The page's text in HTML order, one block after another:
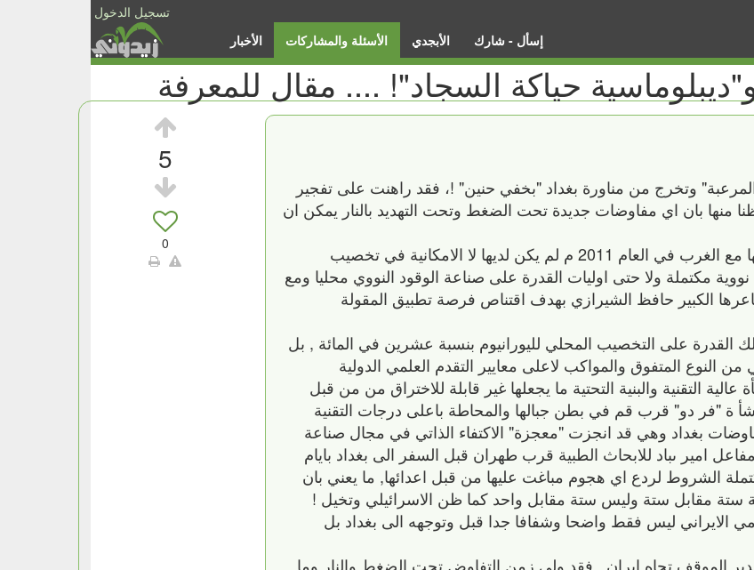
تسجيل الدخول
الأخبار الأسئلة والمشاركات الأبجدي إسأل - شارك
و"ديبلوماسية حياكة السجاد"! .... مقال للمعرفة
5
0
وتخرج من مناورة بغداد "بخفي حنين" !، فقد راهنت على تفجير
منها بان اي مفاوضات جديدة تحت الضغط وتحت التهديد بالنار يمكن ان
لقد فات حكام تل ابيب بان ايران يوم بدات مفاوضاتها مع الغرب في العام 2011 م لم يكن لديها لا الامكانية في تخصيب
مكتملة ولا حتى اوليات القدرة على صناعة الوقود النووي محليا ومع
الكبير حافظ الشيرازي بهدف اقتناص فرصة تطبيق المقولة
على التخصيب المحلي لليورانيوم بنسبة عشرين في المائة , بل
المتفوق والمواكب لاعلى معايير التقدم العلمي الدولية
التقنية والبنية التحتية ما يجعلها غير قابلة للاختراق من من قبل
ة "فر دو" قرب قم في بطن جبالها والمحاطة باعلى درجات التقنية
بغداد وهي قد انجزت "معجزة" الاكتفاء الذاتي في مجال صناعة
امير ىباد للابحاث الطبية قرب طهران قبل السفر الى بغداد بايام
الشروط لردع اي هجوم مباغت عليها من قبل اعدائها, ما يعني بان
ستة مقابل ستة وليس ستة مقابل واحد كما ظن الاسرائيلي وتخيل !
الايراني ليس فقط واضحا وشفافا جدا قبل وتوجهه الى بغداد بل
الموقف تجاه ايران , فقد ولى زمن التفاوض تحت الضغط والنار وما